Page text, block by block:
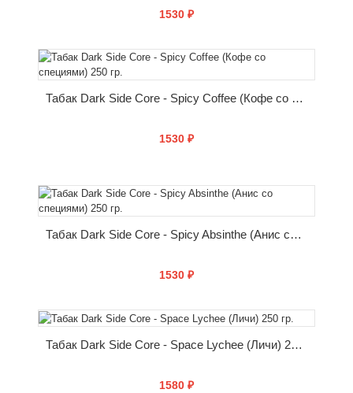
1530 ₽
КУПИТЬ
Табак Dark Side Core - Spicy Coffee (Кофе со специями) 250 гр.
1530 ₽
КУПИТЬ
Табак Dark Side Core - Spicy Absinthe (Анис со специями) 250 гр.
1530 ₽
КУПИТЬ
Табак Dark Side Core - Space Lychee (Личи) 250 гр.
1580 ₽